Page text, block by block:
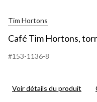
Tim Hortons
Café Tim Hortons,
#153-1136-8
Voir détails du produit